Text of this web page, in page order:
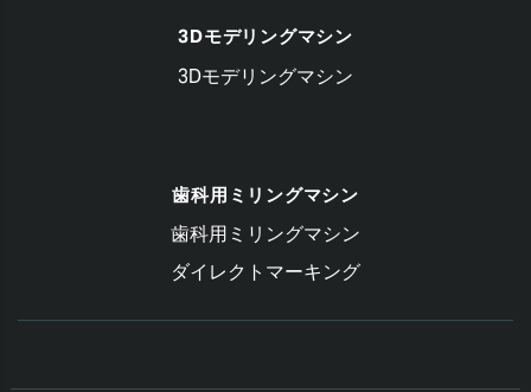
3Dモデリングマシン
3Dモデリングマシン
歯科用ミリングマシン
歯科用ミリングマシン
ダイレクトマーキング